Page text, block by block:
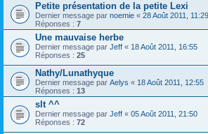
Petite présentation de la petite Lexi
Dernier message par noemie « 28 Août 2011, 11:29
Réponses : 7
Une mauvaise herbe
Dernier message par Jeff « 18 Août 2011, 16:55
Réponses : 25
Nathy/Lunathyque
Dernier message par Aelys « 18 Août 2011, 12:55
Réponses : 13
slt ^^
Dernier message par Jeff « 05 Août 2011, 21:50
Réponses : 72